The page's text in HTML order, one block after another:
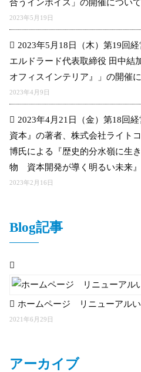
合うインボイス」の開催について
2023年5月19日
2023年5月18日（木）第19回
エルドラード代表取締役 田中結
オフィスインテリア』」の開催
2023年4月9日
2023年4月21日（金）第18回
資本』の著者、株式会社ライト
博氏による『歴史的分水嶺に生
物 資本開発が導く明るい未来
2023年2月16日
Blog記事
ホームページ リニューアルい
2021年6月29日
アーカイブ